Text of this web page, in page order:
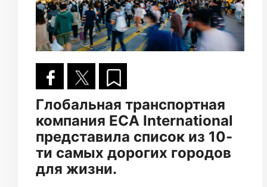
Глобальная транспортная
компания ECA International
представила список из 10-
ти самых дорогих городов
для жизни.